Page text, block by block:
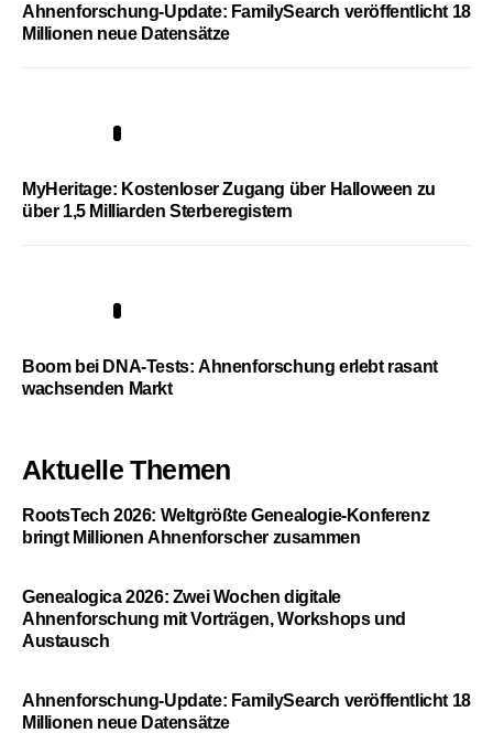
Ahnenforschung-Update: FamilySearch veröffentlicht 18
Millionen neue Datensätze
MyHeritage: Kostenloser Zugang über Halloween zu
über 1,5 Milliarden Sterberegistern
Boom bei DNA-Tests: Ahnenforschung erlebt rasant
wachsenden Markt
Aktuelle Themen
RootsTech 2026: Weltgrößte Genealogie-Konferenz
bringt Millionen Ahnenforscher zusammen
Genealogica 2026: Zwei Wochen digitale
Ahnenforschung mit Vorträgen, Workshops und
Austausch
Ahnenforschung-Update: FamilySearch veröffentlicht 18
Millionen neue Datensätze